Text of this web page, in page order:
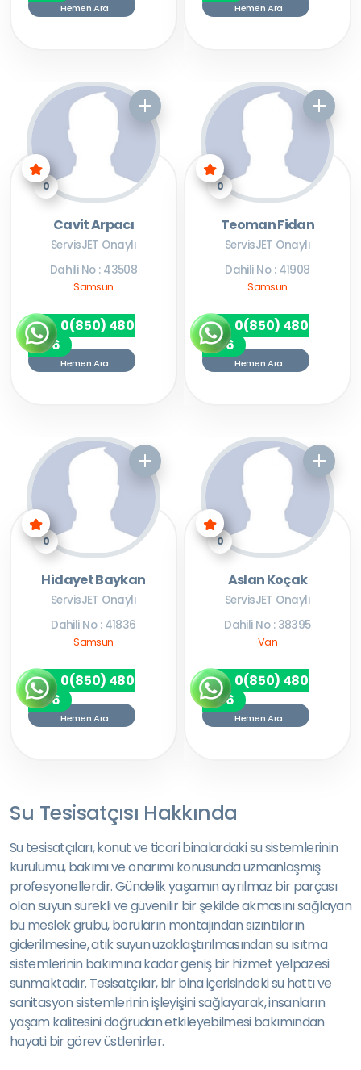
Hemen Ara Hemen Ara
0
Cavit Arpacı
ServisJET Onaylı
Dahili No : 43508
Samsun
0(850) 480
7256
Hemen Ara
0
Teoman Fidan
ServisJET Onaylı
Dahili No : 41908
Samsun
0(850) 480
7256
Hemen Ara
0
Hidayet Baykan
ServisJET Onaylı
Dahili No : 41836
Samsun
0(850) 480
7256
Hemen Ara
0
Aslan Koçak
ServisJET Onaylı
Dahili No : 38395
Van
0(850) 480
7256
Hemen Ara
Su Tesisatçısı Hakkında
Su tesisatçıları, konut ve ticari binalardaki su sistemlerinin
kurulumu, bakımı ve onarımı konusunda uzmanlaşmış
profesyonellerdir. Gündelik yaşamın ayrılmaz bir parçası
olan suyun sürekli ve güvenilir bir şekilde akmasını sağlayan
bu meslek grubu, boruların montajından sızıntıların
giderilmesine, atık suyun uzaklaştırılmasından su ısıtma
sistemlerinin bakımına kadar geniş bir hizmet yelpazesi
sunmaktadır. Tesisatçılar, bir bina içerisindeki su hattı ve
sanitasyon sistemlerinin işleyişini sağlayarak, insanların
yaşam kalitesini doğrudan etkileyebilmesi bakımından
hayati bir görev üstlenirler.